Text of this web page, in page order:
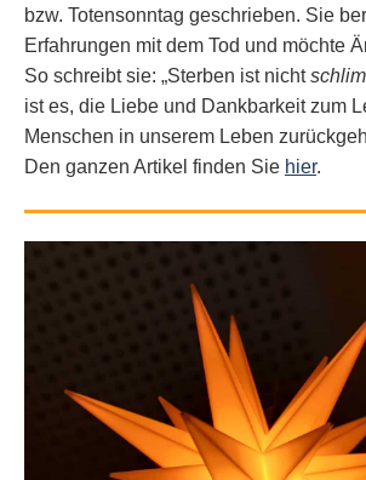
bzw. Totensonntag geschrieben. Sie
Erfahrungen mit dem Tod und möchte
So schreibt sie: „Sterben ist nicht
ist es, die Liebe und Dankbarkeit zum
Menschen in unserem Leben
Den ganzen Artikel finden Sie hier.